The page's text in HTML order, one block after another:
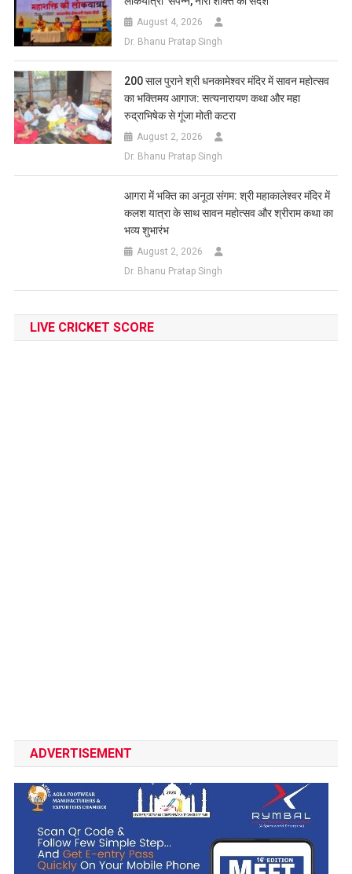
August 4, 2026
Dr. Bhanu Pratap Singh
200 साल पुराने श्री धनकामेश्वर मंदिर में सावन महोत्सव
का भक्तिमय आगाज: सत्यनारायण कथा और महा
रुद्राभिषेक से गूंजा मोती कटरा
August 2, 2026
Dr. Bhanu Pratap Singh
आगरा में भक्ति का अनूठा संगम: श्री महाकालेश्वर मंदिर में
कलश यात्रा के साथ सावन महोत्सव और श्रीराम कथा का
भव्य शुभारंभ
August 2, 2026
Dr. Bhanu Pratap Singh
LIVE CRICKET SCORE
ADVERTISEMENT